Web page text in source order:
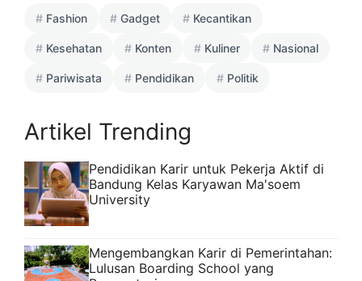
Fashion Gadget Kecantikan
Kesehatan Konten Kuliner Nasional
Pariwisata Pendidikan Politik
Artikel Trending
Pendidikan Karir untuk Pekerja Aktif di
Bandung Kelas Karyawan Ma'soem
University
Mengembangkan Karir di Pemerintahan:
Lulusan Boarding School yang